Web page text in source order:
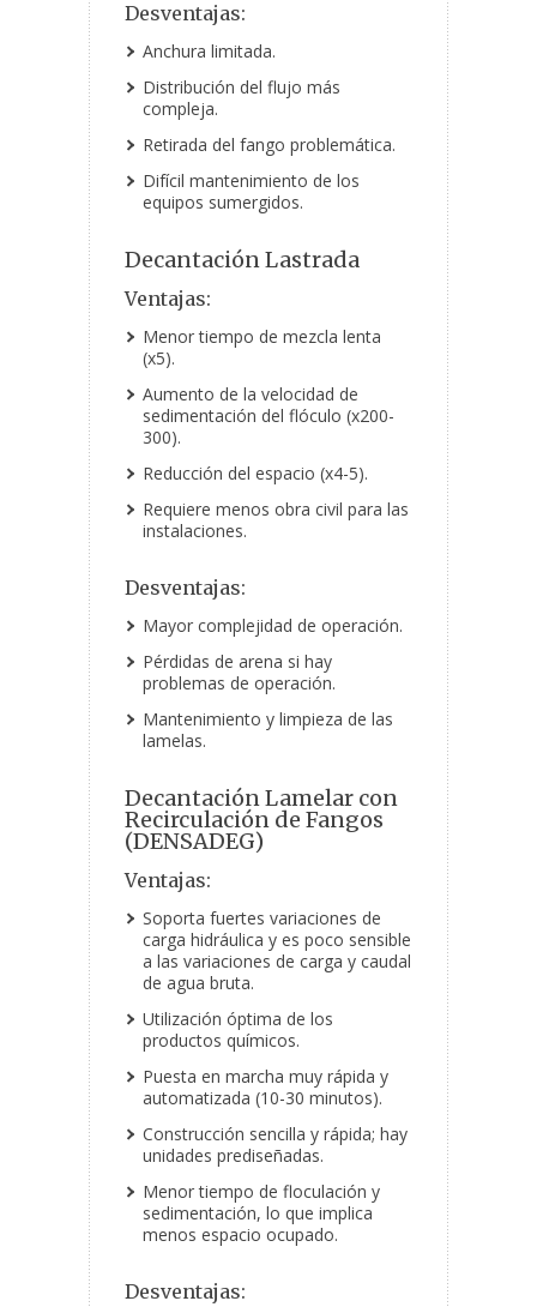
Desventajas:
Anchura limitada.
Distribución del flujo más
compleja.
Retirada del fango problemática.
Difícil mantenimiento de los
equipos sumergidos.
Decantación Lastrada
Ventajas:
Menor tiempo de mezcla lenta
(x5).
Aumento de la velocidad de
sedimentación del flóculo (x200-
300).
Reducción del espacio (x4-5).
Requiere menos obra civil para las
instalaciones.
Desventajas:
Mayor complejidad de operación.
Pérdidas de arena si hay
problemas de operación.
Mantenimiento y limpieza de las
lamelas.
Decantación Lamelar con
Recirculación de Fangos
(DENSADEG)
Ventajas:
Soporta fuertes variaciones de
carga hidráulica y es poco sensible
a las variaciones de carga y caudal
de agua bruta.
Utilización óptima de los
productos químicos.
Puesta en marcha muy rápida y
automatizada (10-30 minutos).
Construcción sencilla y rápida; hay
unidades prediseñadas.
Menor tiempo de floculación y
sedimentación, lo que implica
menos espacio ocupado.
Desventajas: